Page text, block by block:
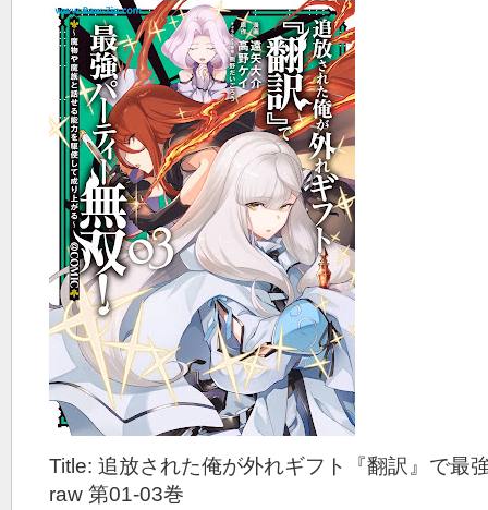
Title: 追放された俺が外れギフト『翻訳』で最
raw 第01-03巻